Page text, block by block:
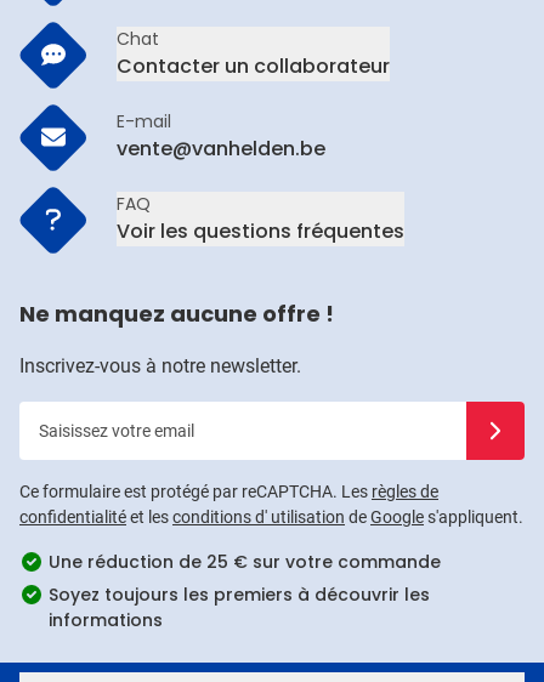
Chat
Contacter un collaborateur
E-mail
vente@vanhelden.be
FAQ
Voir les questions fréquentes
Ne manquez aucune offre !
Inscrivez-vous à notre newsletter.
Ce formulaire est protégé par reCAPTCHA. Les règles de
confidentialitéet lesconditions d' utilisation deGoogles'appliquent.
Une réduction de 25 € sur votre commande
Soyez toujours les premiers à découvrir les
informations